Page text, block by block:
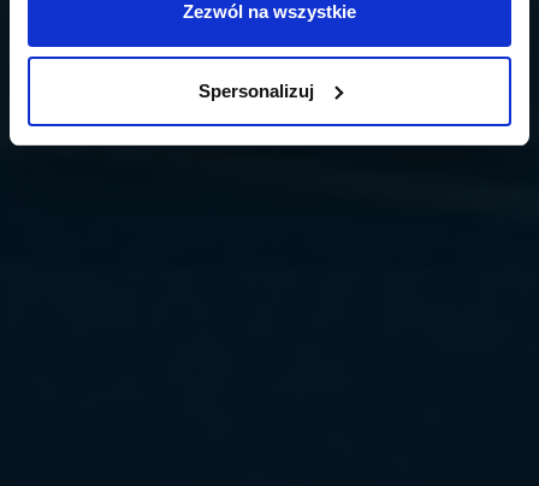
Zezwól na wszystkie
Spersonalizuj